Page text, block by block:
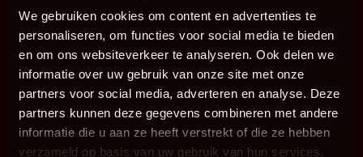
We gebruiken cookies om content en advertenties te
personaliseren, om functies voor social media te bieden
en om ons websiteverkeer te analyseren. Ook delen we
informatie over uw gebruik van onze site met onze
partners voor social media, adverteren en analyse. Deze
partners kunnen deze gegevens combineren met andere
informatie die u aan ze heeft verstrekt of die ze hebben
verzameld op basis van uw gebruik van hun services.